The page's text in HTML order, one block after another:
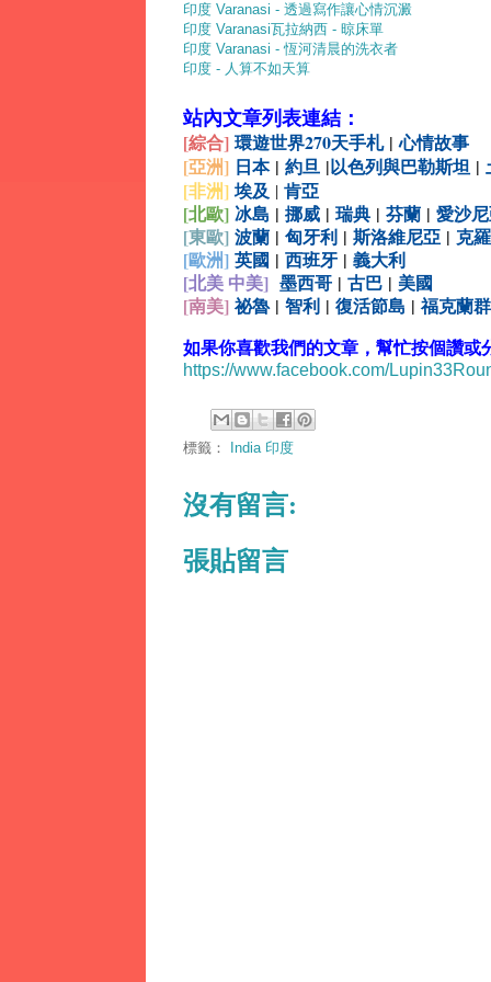
印度 Varanasi - 透過寫作讓心情沉澱
印度 Varanasi瓦拉納西 - 晾床單
印度 Varanasi - 恆河清晨的洗衣者
印度 - 人算不如天算
站內文章列表連結：
[綜合] 環遊世界270天手札|心情故事
[亞洲] 日本 | 約旦 |以色列與巴勒斯坦 |
[非洲] 埃及 | 肯亞
[北歐] 冰島 | 挪威 | 瑞典 | 芬蘭 | 愛沙
[東歐] 波蘭 | 匈牙利 | 斯洛維尼亞 | 克
[歐洲] 英國 | 西班牙 | 義大利
[北美 中美] 墨西哥 | 古巴 | 美國
[南美] 祕魯 | 智利 | 復活節島 | 福克蘭
如果你喜歡我們的文章，幫忙按個讚或
https://www.facebook.com/
標籤： India 印度
沒有留言:
張貼留言